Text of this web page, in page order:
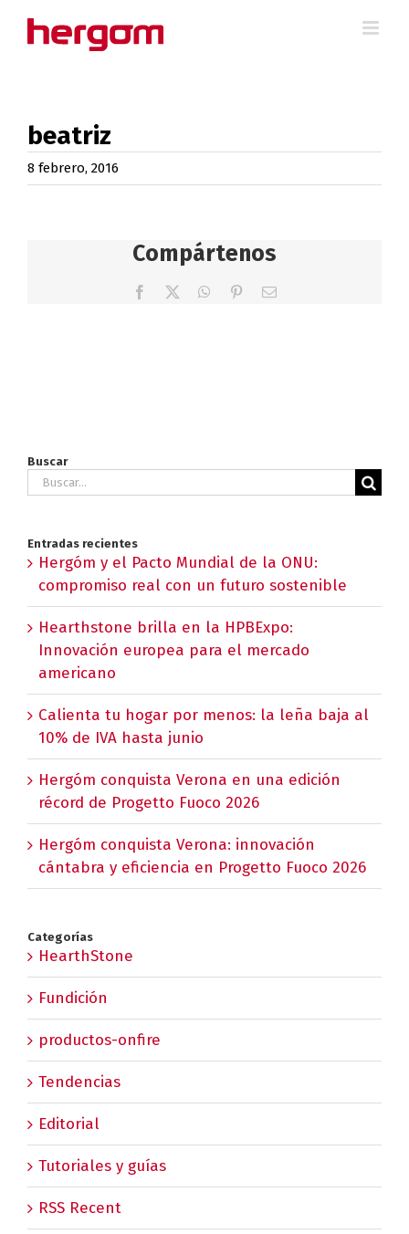
beatriz
8 febrero, 2016
Compártenos
Facebook WhatsApp
PinterestCorreo
Buscar
Buscar:
Entradas recientes
Hergóm y el Pacto Mundial de la ONU:
compromiso real con un futuro sostenible
Hearthstone brilla en la HPBExpo:
Innovación europea para el mercado
americano
Calienta tu hogar por menos: la leña baja al
10% de IVA hasta junio
Hergóm conquista Verona en una edición
récord de Progetto Fuoco 2026
Hergóm conquista Verona: innovación
cántabra y eficiencia en Progetto Fuoco 2026
Categorías
HearthStone
Fundición
productos-onfire
Tendencias
Editorial
Tutoriales y guías
RSS Recent